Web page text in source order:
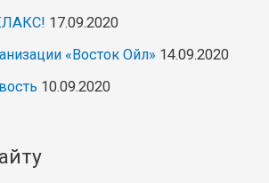
17.09.2020
«Восток Ойл» 14.09.2020
10.09.2020